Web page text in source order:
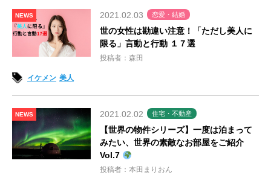
NEWS 2021.02.03 恋愛・結婚
世の女性は勘違い注意！「ただし美人に
限る」言動と行動 １７選
投稿者：森田
イケメン 美人
NEWS 2021.02.02 住宅・不動産
【世界の物件シリーズ】一度は泊まって
みたい、世界の素敵なお部屋をご紹介
Vol.7
投稿者：本田まりおん